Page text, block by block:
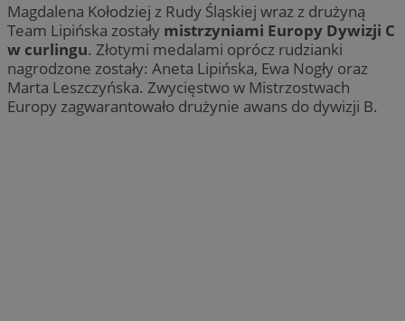
Magdalena Kołodziej z Rudy Śląskiej wraz z drużyną
Team Lipińska zostały mistrzyniami Europy Dywizji C
w curlingu. Złotymi medalami oprócz rudzianki
nagrodzone zostały: Aneta Lipińska, Ewa Nogły oraz
Marta Leszczyńska. Zwycięstwo w Mistrzostwach
Europy zagwarantowało drużynie awans do dywizji B.